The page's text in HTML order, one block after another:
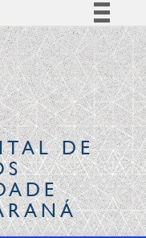
Simplifique!
Comunica BR
Participe
à informação
Legislação
CanaisDE